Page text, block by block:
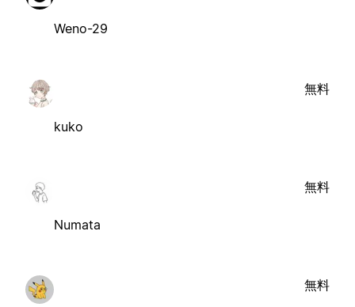
Weno-29
kuko
無料
Numata
無料
無料